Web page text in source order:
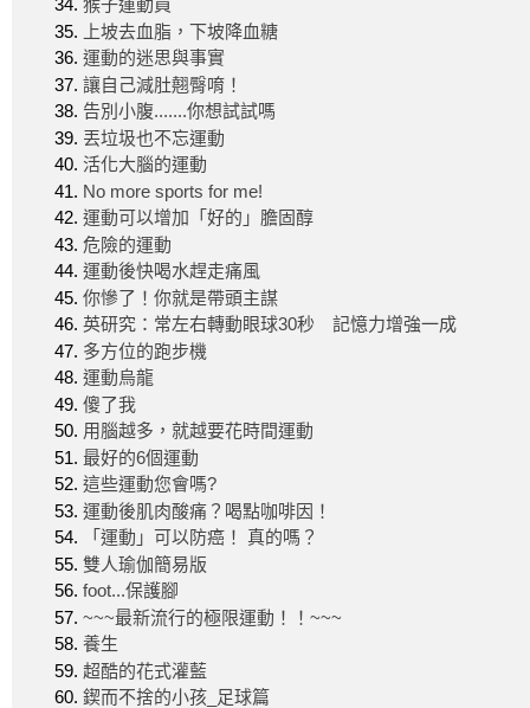
猴子運動員
上坡去血脂，下坡降血糖
運動的迷思與事實
讓自己減肚翹臀唷！
告別小腹.......你想試試嗎
丟垃圾也不忘運動
活化大腦的運動
No more sports for me!
運動可以增加「好的」膽固醇
危險的運動
運動後快喝水趕走痛風
你慘了！你就是帶頭主謀
英研究：常左右轉動眼球30秒 記憶力增強一成
多方位的跑步機
運動烏龍
傻了我
用腦越多，就越要花時間運動
最好的6個運動
這些運動您會嗎?
運動後肌肉酸痛？喝點咖啡因！
「運動」可以防癌！ 真的嗎？
雙人瑜伽簡易版
foot...保護腳
~~~最新流行的極限運動！！~~~
養生
超酷的花式灌藍
鍥而不捨的小孩_足球篇